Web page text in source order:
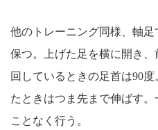
他のトレーニング同様、軸
保つ。上げた足を横に開き、
回しているときの足首は90
たときはつま先まで伸ばす
ことなく行う。